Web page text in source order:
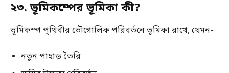
২৩. ভূমিকম্পের ভূমিকা কী?
ভূমিকম্প পৃথিবীর ভৌগোলিক পরিবর্তনে ভূমিকা রাখে, যেমন-
নতুন পাহাড় তৈরি